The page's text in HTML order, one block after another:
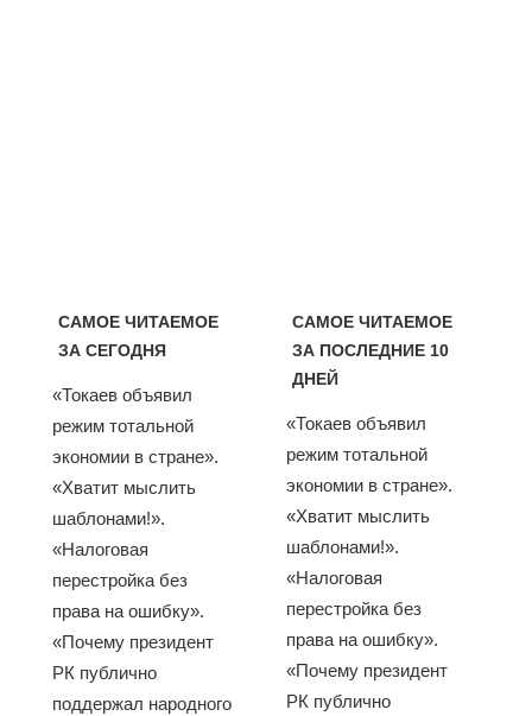
САМОЕ ЧИТАЕМОЕ
ЗА СЕГОДНЯ
«Токаев объявил
режим тотальной
экономии в стране».
«Хватит мыслить
шаблонами!».
«Налоговая
перестройка без
права на ошибку».
«Почему президент
РК публично
поддержал народного
САМОЕ ЧИТАЕМОЕ
ЗА ПОСЛЕДНИЕ 10
ДНЕЙ
«Токаев объявил
режим тотальной
экономии в стране».
«Хватит мыслить
шаблонами!».
«Налоговая
перестройка без
права на ошибку».
«Почему президент
РК публично